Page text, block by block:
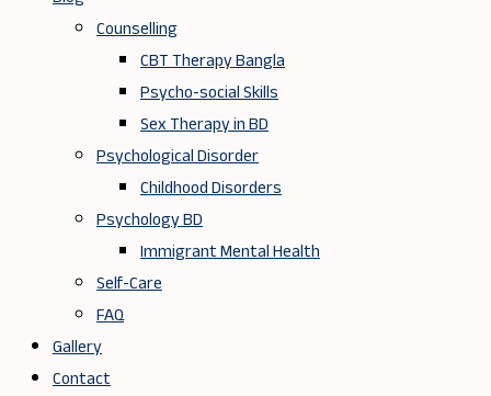
Counselling
CBT Therapy Bangla
Psycho-social Skills
Sex Therapy in BD
Psychological Disorder
Childhood Disorders
Psychology BD
Immigrant Mental Health
Self-Care
FAQ
Gallery
Contact